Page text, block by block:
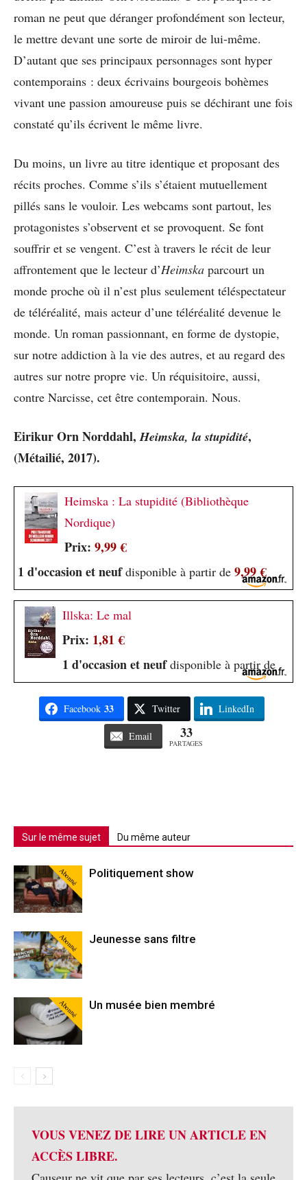
roman ne peut que déranger profondément son lecteur,
le mettre devant une sorte de miroir de lui-même.
D’autant que ses principaux personnages sont hyper
contemporains : deux écrivains bourgeois bohèmes
vivant une passion amoureuse puis se déchirant une fois
constaté qu’ils écrivent le même livre.
Du moins, un livre au titre identique et proposant des
récits proches. Comme s’ils s’étaient mutuellement
pillés sans le vouloir. Les webcams sont partout, les
protagonistes s’observent et se provoquent. Se font
souffrir et se vengent. C’est à travers le récit de leur
affrontement que le lecteur d’Heimska parcourt un
monde proche où il n’est plus seulement téléspectateur
de téléréalité, mais acteur d’une téléréalité devenue le
monde. Un roman passionnant, en forme de dystopie,
sur notre addiction à la vie des autres, et au regard des
autres sur notre propre vie. Un réquisitoire, aussi,
contre Narcisse, cet être contemporain. Nous.
Eirikur Orn Norddahl,Heimska, la stupidité,
(Métailié, 2017).
Heimska : La stupidité (Bibliothèque
Nordique)
Prix: 9,99 €
1 d'occasion et neufdisponible à partir de 9,99 €
Illska: Le mal
Prix: 1,81 €
1 d'occasion et neufdisponible à partir de
Facebook 33 Twitter LinkedIn
Email 33
PARTAGES
Sur le même sujet Du même auteur
Abonné Politiquement show
Abonné Jeunesse sans filtre
Abonné Un musée bien membré
VOUS VENEZ DE LIRE UN ARTICLE EN
ACCÈS LIBRE.